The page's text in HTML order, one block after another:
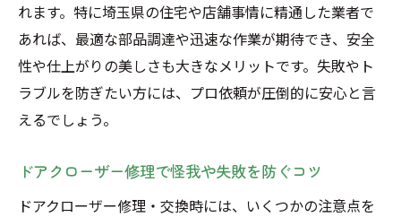
れます。特に埼玉県の住宅や店舗事情に精通した業者で
あれば、最適な部品調達や迅速な作業が期待でき、安全
性や仕上がりの美しさも大きなメリットです。失敗やト
ラブルを防ぎたい方には、プロ依頼が圧倒的に安心と言
えるでしょう。
ドアクローザー修理で怪我や失敗を防ぐコツ
ドアクローザー修理・交換時には、いくつかの注意点を